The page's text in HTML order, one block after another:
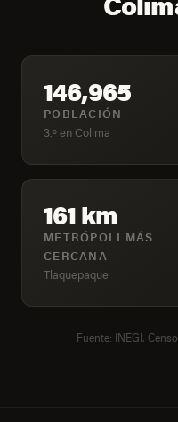
146,965
POBLACIÓN
3.º en Colima
161 km
METRÓPOLI MÁS
CERCANA
Tlaquepaque
Fuente: INEGI,